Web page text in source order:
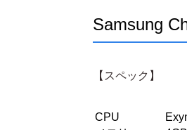
Samsung
【スペック】
CPU